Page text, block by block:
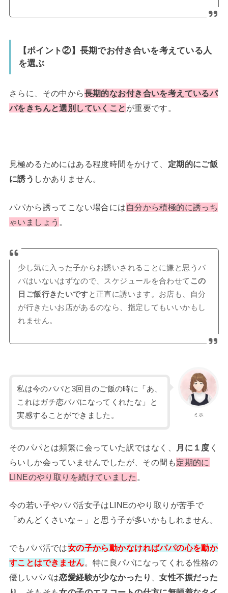
【ポイント②】長期でお付き合いを考えている人
を選ぶ
さらに、その中から長期的なお付き合いを考えているパ
パをきちんと選別していくこと が重要です。
見極めるためにはある程度時間をかけて、 定期的にご飯
に誘う しかありません。
パパから誘ってこない場合には 自分から積極的に誘っち
ゃいましょう 。
少し気に入った子からお誘いされることに嫌と思うパ
パはいないはずなので、スケジュールを合わせて この
日ご飯行きたいですと正直に誘います。お店も、自分
が行きたいお店があるのなら、指定してもいいかもし
れません。
ミホ
私は今のパパと3回目のご飯の時に「あ、
これはガチ恋パパになってくれたな」と
実感することができました。
そのパパとは頻繁に会っていた訳ではなく、 月に１度 く
らいしか会っていませんでしたが、その間も定期的に
LINEのやり取りを続けていました 。
今の若い子やパパ活女子はLINEのやり取りが苦手で
「めんどくさいな～」と思う子が多いかもしれません。
でもパパ活では女の子から動かなければパパの心を動か
すことはできません。特に良パパになってくれる性格の
優しいパパは恋愛経験が少なかったり 、女性不振だった